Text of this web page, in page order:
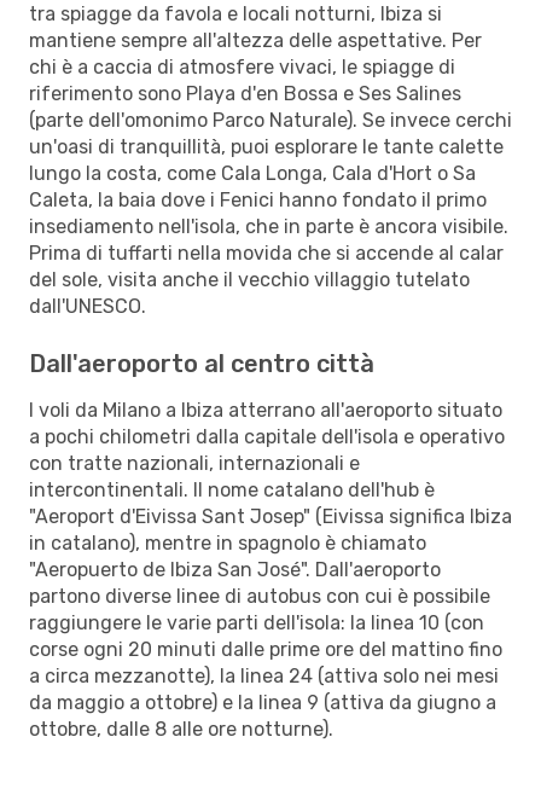
tra spiagge da favola e locali notturni, Ibiza si
mantiene sempre all'altezza delle aspettative. Per
chi è a caccia di atmosfere vivaci, le spiagge di
riferimento sono Playa d'en Bossa e Ses Salines
(parte dell'omonimo Parco Naturale). Se invece cerchi
un'oasi di tranquillità, puoi esplorare le tante calette
lungo la costa, come Cala Longa, Cala d'Hort o Sa
Caleta, la baia dove i Fenici hanno fondato il primo
insediamento nell'isola, che in parte è ancora visibile.
Prima di tuffarti nella movida che si accende al calar
del sole, visita anche il vecchio villaggio tutelato
dall'UNESCO.
Dall'aeroporto al centro città
I voli da Milano a Ibiza atterrano all'aeroporto situato
a pochi chilometri dalla capitale dell'isola e operativo
con tratte nazionali, internazionali e
intercontinentali. Il nome catalano dell'hub è
"Aeroport d'Eivissa Sant Josep" (Eivissa significa Ibiza
in catalano), mentre in spagnolo è chiamato
"Aeropuerto de Ibiza San José". Dall'aeroporto
partono diverse linee di autobus con cui è possibile
raggiungere le varie parti dell'isola: la linea 10 (con
corse ogni 20 minuti dalle prime ore del mattino fino
a circa mezzanotte), la linea 24 (attiva solo nei mesi
da maggio a ottobre) e la linea 9 (attiva da giugno a
ottobre, dalle 8 alle ore notturne).